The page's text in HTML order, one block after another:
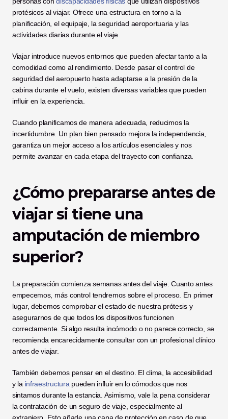
protésicos al viajar. Ofrece una estructura en torno a la
planificación, el equipaje, la seguridad aeroportuaria y las
actividades diarias durante el viaje.
Viajar introduce nuevos entornos que pueden afectar tanto a la
comodidad como al rendimiento. Desde pasar el control de
seguridad del aeropuerto hasta adaptarse a la presión de la
cabina durante el vuelo, existen diversas variables que pueden
influir en la experiencia.
Cuando planificamos de manera adecuada, reducimos la
incertidumbre. Un plan bien pensado mejora la independencia,
garantiza un mejor acceso a los artículos esenciales y nos
permite avanzar en cada etapa del trayecto con confianza.
¿Cómo prepararse antes de
viajar si tiene una
amputación de miembro
superior?
La preparación comienza semanas antes del viaje. Cuanto antes
empecemos, más control tendremos sobre el proceso. En primer
lugar, debemos comprobar el estado de nuestra prótesis y
asegurarnos de que todos los dispositivos funcionen
correctamente. Si algo resulta incómodo o no parece correcto, se
recomienda encarecidamente consultar con un profesional clínico
antes de viajar.
También debemos pensar en el destino. El clima, la accesibilidad
y la infraestructura pueden influir en lo cómodos que nos
sintamos durante la estancia. Asimismo, vale la pena considerar
la contratación de un seguro de viaje, especialmente al